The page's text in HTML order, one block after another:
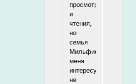
просмотра
и
чтения,
но
семья
Мильфиоре
меня
интересует
не